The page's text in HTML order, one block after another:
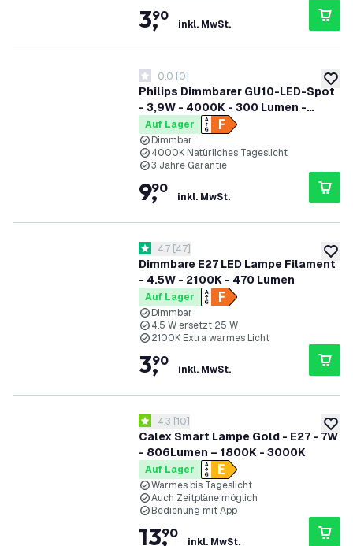
3,
90
inkl. MwSt.
zur
Philips Dimmbarer GU10-LED-Spot
- 3,9W - 4000K - 300 Lumen -
Transparent
0 Bewertungssterne
0.0 [0]
Auf Lager
Dimmbar
4000K Natürliches Tageslicht
3 Jahre Garantie
9,
90
inkl. MwSt.
zur
Dimmbare E27 LED Lampe Filament
- 4.5W - 2100K - 470 Lumen
Bewertungsbereich öffnen
4.7 Bewertungssterne
4.7 [47]
Auf Lager
Dimmbar
4.5 W ersetzt 25 W
2100K Extra warmes Licht
3,
90
inkl. MwSt.
zur
Calex Smart Lampe Gold - E27 - 7W
- 806Lumen – 1800K - 3000K
Bewertungsbereich öffnen
4.3 Bewertungssterne
4.3 [10]
Auf Lager
Warmes bis Tageslicht
Auch Zeitpläne möglich
Bedienung mit App
13,
90
inkl. MwSt.